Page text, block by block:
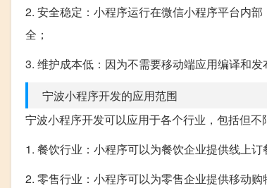
2. 安全稳定：小程序运行在微信小程序平台内
全；
3. 维护成本低：因为不需要移动端应用编译和
宁波小程序开发的应用范围
宁波小程序开发可以应用于各个行业，包括但不
1. 餐饮行业：小程序可以为餐饮企业提供线上
2. 零售行业：小程序可以为零售企业提供移动